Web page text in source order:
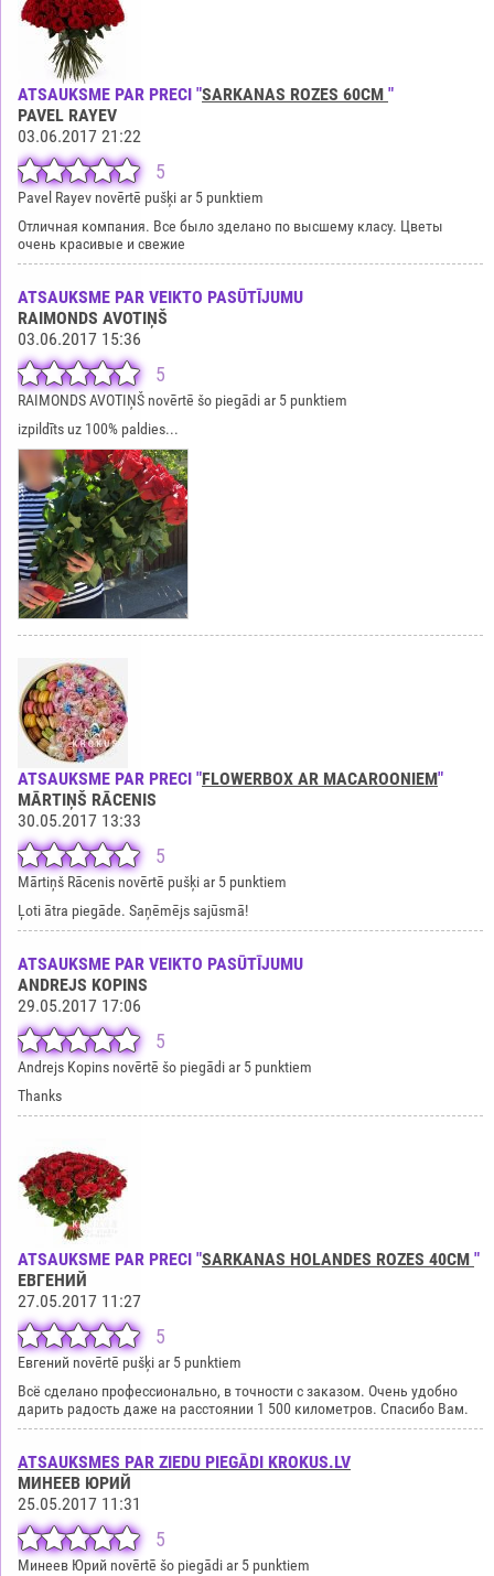
ATSAUKSME PAR PRECI "SARKANAS ROZES 60CM "
PAVEL RAYEV
03.06.2017 21:22
5
Pavel Rayev novērtē pušķi ar 5 punktiem
Отличная компания. Все было зделано по высшему класу. Цветы
очень красивые и свежие
ATSAUKSME PAR VEIKTO PASŪTĪJUMU
RAIMONDS AVOTIŅŠ
03.06.2017 15:36
5
RAIMONDS AVOTIŅŠ novērtē šo piegādi ar 5 punktiem
izpildīts uz 100% paldies...
ATSAUKSME PAR PRECI "FLOWERBOX AR MACAROONIEM"
MĀRTIŅŠ RĀCENIS
30.05.2017 13:33
5
Mārtiņš Rācenis novērtē pušķi ar 5 punktiem
Ļoti ātra piegāde. Saņēmējs sajūsmā!
ATSAUKSME PAR VEIKTO PASŪTĪJUMU
ANDREJS KOPINS
29.05.2017 17:06
5
Andrejs Kopins novērtē šo piegādi ar 5 punktiem
Thanks
ATSAUKSME PAR PRECI "SARKANAS HOLANDES ROZES 40CM "
ЕВГЕНИЙ
27.05.2017 11:27
5
Евгений novērtē pušķi ar 5 punktiem
Всё сделано профессионально, в точности с заказом. Очень удобно
дарить радость даже на расстоянии 1 500 километров. Спасибо Вам.
ATSAUKSMES PAR ZIEDU PIEGĀDI KROKUS.LV
МИНЕЕВ ЮРИЙ
25.05.2017 11:31
5
Минеев Юрий novērtē šo piegādi ar 5 punktiem